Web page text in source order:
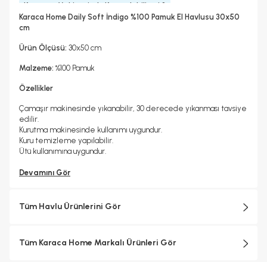
Kurutma Makinesinde Kurutulabilir mi ?
Evet
Kuru Temizleme Yapılabilir
Koleksiyonlar
Karaca Home Daily Soft İndigo %100 Pamuk El Havlusu 30x50
cm
Ürün Ölçüsü: 30x50 cm
Malzeme: %100 Pamuk
Özellikler
Çamaşır makinesinde yıkanabilir, 30 derecede yıkanması tavsiye
edilir.
Kurutma makinesinde kullanımı uygundur.
Kuru temizleme yapılabilir.
Ütü kullanımına uygundur.
Devamını Gör
Tüm Havlu Ürünlerini Gör
Tüm Karaca Home Markalı Ürünleri Gör